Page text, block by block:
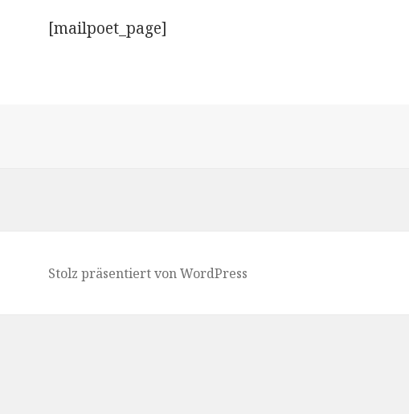
[mailpoet_page]
Stolz präsentiert von WordPress